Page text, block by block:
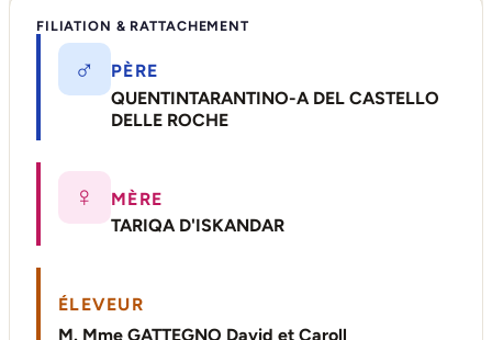
FILIATION & RATTACHEMENT
♂
PÈRE
QUENTINTARANTINO-A DEL CASTELLO
DELLE ROCHE
♀
MÈRE
TARIQA D'ISKANDAR
ÉLEVEUR
M. Mme GATTEGNO David et Caroll